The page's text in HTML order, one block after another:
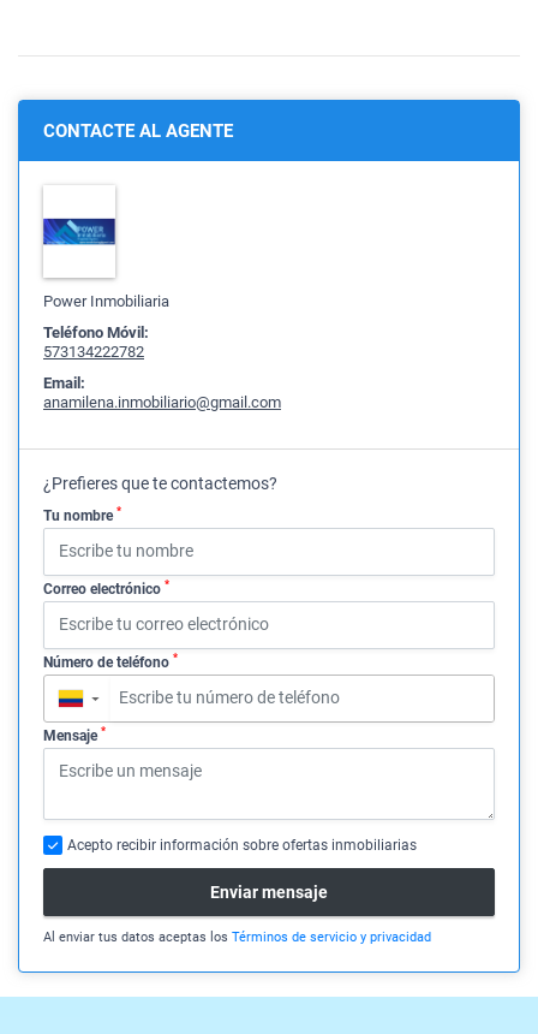
CONTACTE AL AGENTE
Power Inmobiliaria
Teléfono Móvil:
573134222782
Email:
anamilena.inmobiliario@gmail.com
¿Prefieres que te contactemos?
Tu nombre *
Correo electrónico *
Número de teléfono *
▼
Mensaje *
Acepto recibir información sobre ofertas inmobiliarias
Enviar mensaje
Al enviar tus datos aceptas los Términos de servicio y privacidad